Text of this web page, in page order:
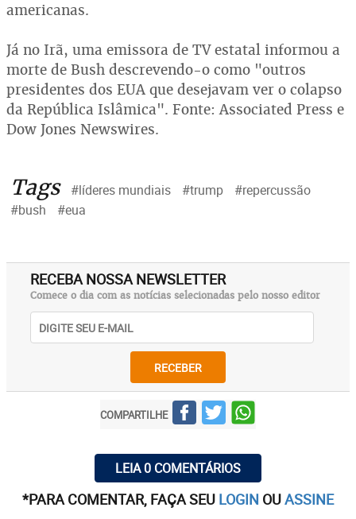
americanas.
Já no Irã, uma emissora de TV estatal informou a
morte de Bush descrevendo-o como "outros
presidentes dos EUA que desejavam ver o colapso
da República Islâmica". Fonte: Associated Press e
Dow Jones Newswires.
Tags #líderes mundiais #trump
#repercussão
#bush
#eua
RECEBA NOSSA NEWSLETTER
Comece o dia com as notícias selecionadas pelo nosso editor
RECEBER
COMPARTILHE
LEIA 0 COMENTÁRIOS
*PARA COMENTAR, FAÇA SEU LOGIN OUASSINE